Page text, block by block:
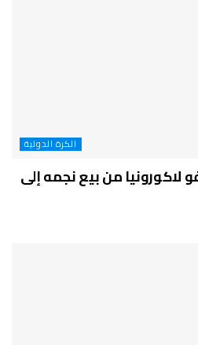
الكرة الدولية
من بيع نجمه إلى